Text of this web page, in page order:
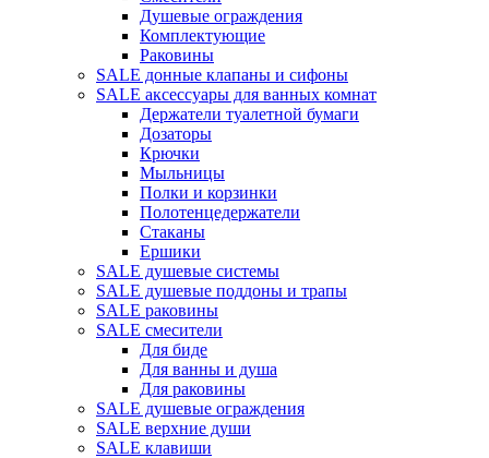
Душевые ограждения
Комплектующие
Раковины
SALE донные клапаны и сифоны
SALE аксессуары для ванных комнат
Держатели туалетной бумаги
Дозаторы
Крючки
Мыльницы
Полки и корзинки
Полотенцедержатели
Стаканы
Ершики
SALE душевые системы
SALE душевые поддоны и трапы
SALE раковины
SALE смесители
Для биде
Для ванны и душа
Для раковины
SALE душевые ограждения
SALE верхние души
SALE клавиши